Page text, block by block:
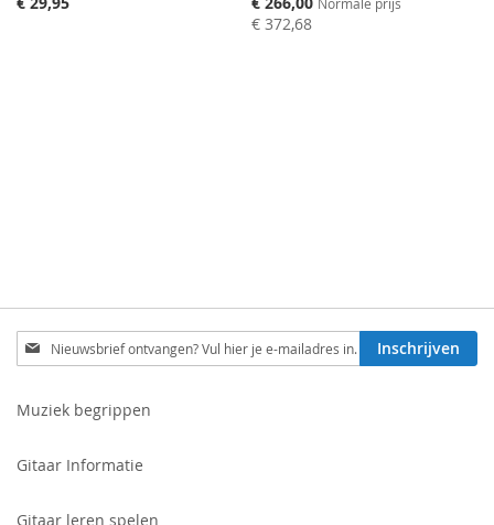
prijs
€ 372,68
Schrijf
je
voor
Inschrijven
Muziek begrippen
Gitaar Informatie
Gitaar leren spelen